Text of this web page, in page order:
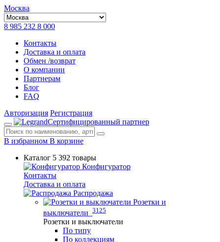
Москва
8 985 232 8 000
Контакты
Доставка и оплата
Обмен /возврат
О компании
Партнерам
Блог
FAQ
Авторизация Регистрация
Сертифицированный партнер
В избранном В корзине
Каталог 5 392 товары
Конфигуратор
Контакты
Доставка и оплата
Распродажа
Розетки и
выключатели 3125
Розетки и выключатели
По типу
По коллекциям